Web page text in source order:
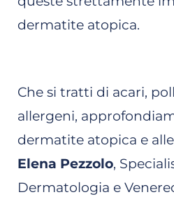
dermatite atopica.
Che si tratti di acari,
allergeni,
dermatite atopica e
Elena Pezzolo,
Dermatologia e